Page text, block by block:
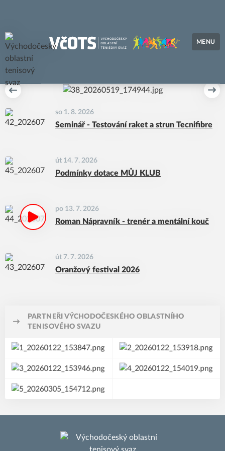
Východočeský oblastní tenisový svaz
MENU
Předchozí
so 1. 8. 2026
Seminář - Testování raket a strun Tecnifibre
út 14. 7. 2026
Podmínky dotace MŮJ KLUB
po 13. 7. 2026
Roman Nápravník - trenér a mentální kouč
út 7. 7. 2026
Oranžový festival 2026
PARTNEŘI VÝCHODOČESKÉHO OBLASTNÍHO
TENISOVÉHO SVAZU